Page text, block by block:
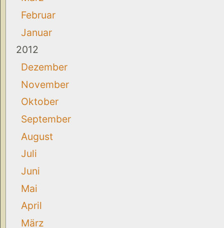
Februar
Januar
2012
Dezember
November
Oktober
September
August
Juli
Juni
Mai
April
März